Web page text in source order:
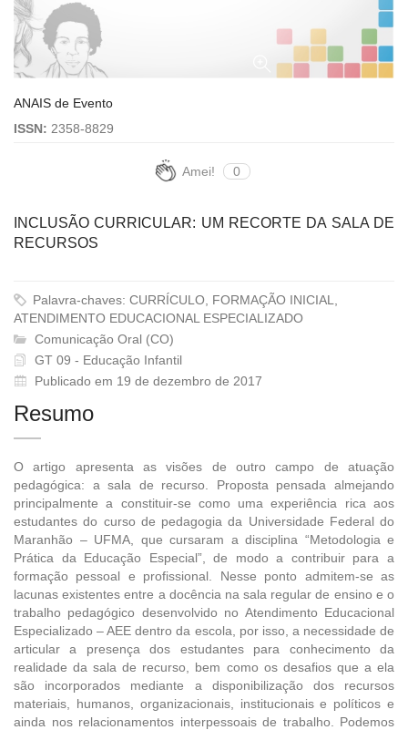
ANAIS de Evento
ISSN: 2358-8829
Amei! 0
INCLUSÃO CURRICULAR: UM RECORTE DA SALA DE
RECURSOS
Palavra-chaves: CURRÍCULO, FORMAÇÃO INICIAL,
ATENDIMENTO EDUCACIONAL ESPECIALIZADO
Comunicação Oral (CO)
GT 09 - Educação Infantil
Publicado em 19 de dezembro de 2017
Resumo
O artigo apresenta as visões de outro campo de atuação
pedagógica: a sala de recurso. Proposta pensada almejando
principalmente a constituir-se como uma experiência rica aos
estudantes do curso de pedagogia da Universidade Federal do
Maranhão – UFMA, que cursaram a disciplina “Metodologia e
Prática da Educação Especial”, de modo a contribuir para a
formação pessoal e profissional. Nesse ponto admitem-se as
lacunas existentes entre a docência na sala regular de ensino e o
trabalho pedagógico desenvolvido no Atendimento Educacional
Especializado – AEE dentro da escola, por isso, a necessidade de
articular a presença dos estudantes para conhecimento da
realidade da sala de recurso, bem como os desafios que a ela
são incorporados mediante a disponibilização dos recursos
materiais, humanos, organizacionais, institucionais e políticos e
ainda nos relacionamentos interpessoais de trabalho. Podemos